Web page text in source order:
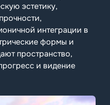
эстетику,
интеграции в
формы и
пространство,
и видение